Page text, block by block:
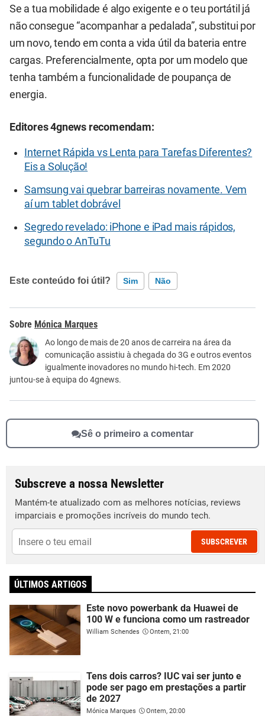
Se a tua mobilidade é algo exigente e o teu portátil já
não consegue “acompanhar a pedalada”, substitui por
um novo, tendo em conta a vida útil da bateria entre
cargas. Preferencialmente, opta por um modelo que
tenha também a funcionalidade de poupança de
energia.
Editores 4gnews recomendam:
Internet Rápida vs Lenta para Tarefas Diferentes?
Eis a Solução!
Samsung vai quebrar barreiras novamente. Vem
aí um tablet dobrável
Segredo revelado: iPhone e iPad mais rápidos,
segundo o AnTuTu
Este conteúdo foi útil? Sim Não
Este conteúdo contém informação incorreta
Este conteúdo não tem a informação que procuro
Outro
Mónica Marques
Ao longo de mais de 20 anos de carreira na área da
comunicação assistiu à chegada do 3G e outros eventos
igualmente inovadores no mundo hi-tech. Em 2020
juntou-se à equipa do 4gnews.
Sê o primeiro a comentar
Subscreve a nossa Newsletter
Mantém-te atualizado com as melhores notícias, reviews
imparciais e promoções incríveis do mundo tech.
SUBSCREVER
ÚLTIMOS ARTIGOS
Este novo powerbank da Huawei de
100 W e funciona como um rastreador
William Schendes Ontem, 21:00
Tens dois carros? IUC vai ser junto e
pode ser pago em prestações a partir
de 2027
Mónica Marques Ontem, 20:00